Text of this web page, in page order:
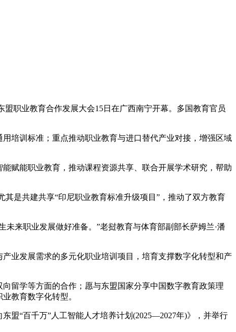
职业教育合作发展大会15日在广西南宁开幕。多国教育官员
培训标准；重点推动职业教育与进口替代产业对接，增强区域
赋能职业教育，推动课程资源共享、联合开展学术研究，帮助
是共建共享“印尼职业教育标准升级项目”，推动了双方教育
来职业发展做好准备。”老挝教育与体育部副部长萨姆兰·潘
发展需求的多元化职业培训项目，培育支撑数字化转型和产
留学等方面的合作；愿与东盟国家分享中国数字教育政策理
教育数字化转型。
“百千万”人工智能人才培养计划(2025—2027年)》，并举行